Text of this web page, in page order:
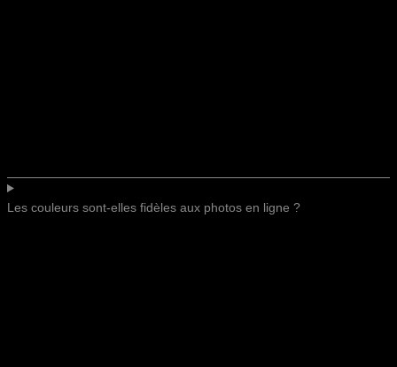
Les couleurs sont-elles fidèles aux photos en ligne ?